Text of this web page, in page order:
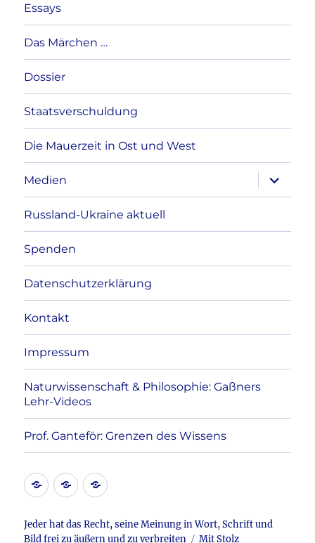
Essays
Das Märchen …
Dossier
Staatsverschuldung
Die Mauerzeit in Ost und West
Medien
anzeigen
Russland-Ukraine aktuell
Spenden
Datenschutzerklärung
Kontakt
Impressum
Naturwissenschaft & Philosophie: Gaßners
Lehr-Videos
Prof. Ganteför: Grenzen des Wissens
KontaktDatenschutzerklärung
Impressum
Jeder hat das Recht, seine Meinung in Wort, Schrift und
Bild frei zu äußern und zu verbreiten
Mit Stolz